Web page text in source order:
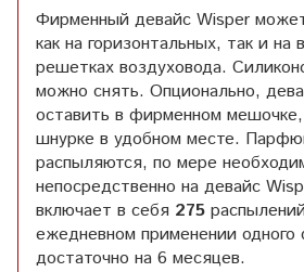
Фирменный девайс Wisper
как на горизонтальных, так и на
решетках воздуховода.
можно снять. Опционально,
оставить в фирменном мешочке,
шнурке в удобном месте.
распыляются, по мере
непосредственно на девайс
включает в себя 275
ежедневном применении одного
достаточно на 6 месяцев.